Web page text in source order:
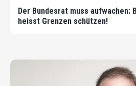
Der Bundesrat muss aufwachen:
heisst Grenzen schützen!